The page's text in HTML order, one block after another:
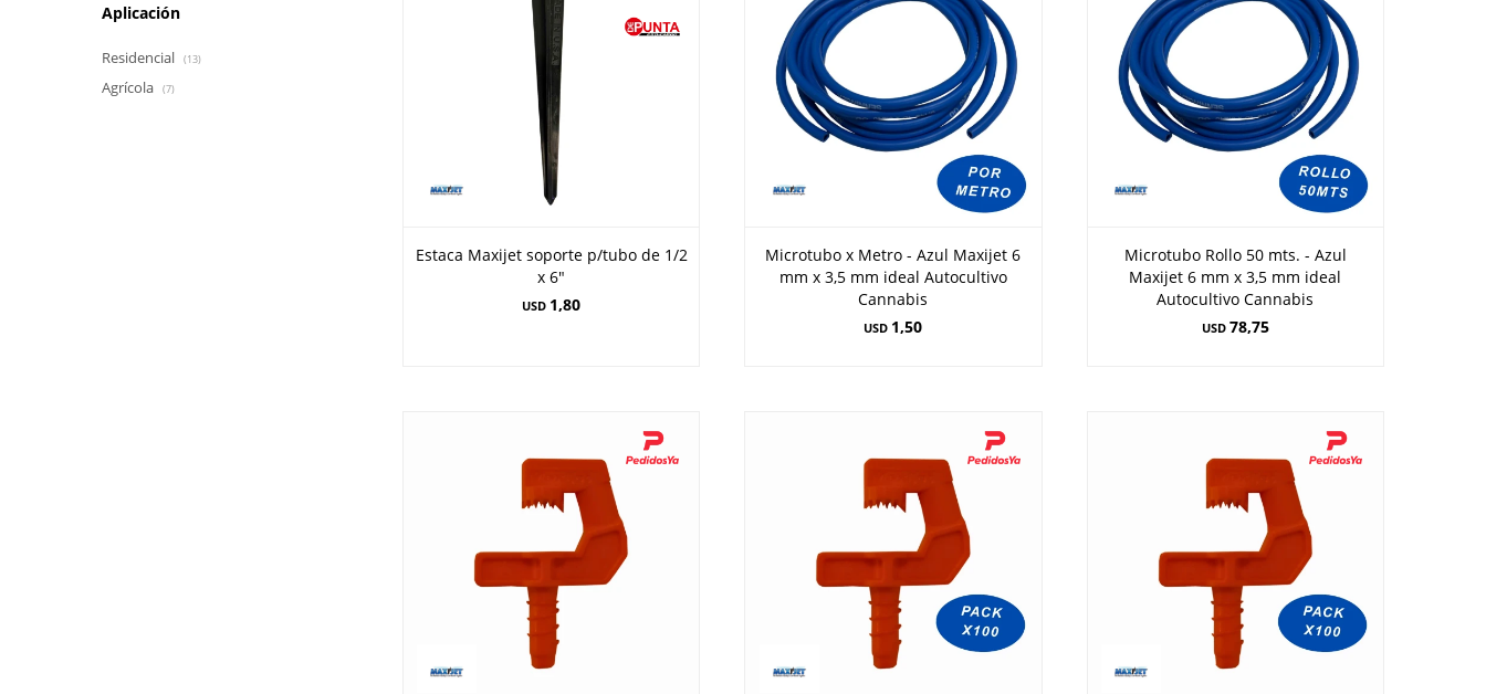
Estaca Maxijet soporte p/tubo de 1/2
x 6"
USD 1,80
Microtubo x Metro - Azul Maxijet 6
mm x 3,5 mm ideal Autocultivo
Cannabis
USD 1,50
Microtubo Rollo 50 mts. - Azul
Maxijet 6 mm x 3,5 mm ideal
Autocultivo Cannabis
USD 78,75
Aplicación
Residencial (13)
Agrícola (7)